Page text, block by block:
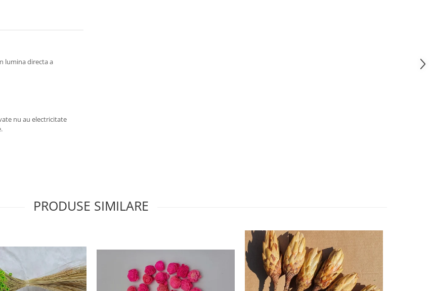
lumina directa a
nu au electricitate
PRODUSE SIMILARE